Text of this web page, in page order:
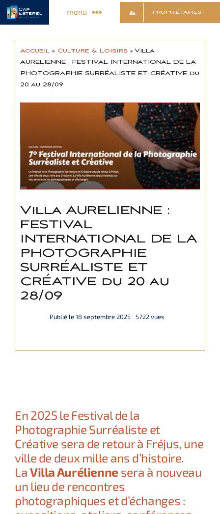
Passer
au
menu
Commerces & Services
Animations & Infos
Culture & Loisirs
Italiano
English
Deutsch
PROPRIÉTAIRES
Accueil» Culture & Loisirs» Villa
AURELIENNE : FESTIVAL INTERNATIONAL DE LA
PHOTOGRAPHIE SURRÉALISTE ET CRÉATIVE du
20 au 28/09
Villa AURELIENNE :
FESTIVAL
INTERNATIONAL DE LA
PHOTOGRAPHIE
SURRÉALISTE ET
CRÉATIVE du 20 au
28/09
Publié le 18 septembre 2025 5722 vues
En 2025 le Festival de la
Photographie Surréaliste et
Créative sera de retour à Fréjus, une
ville de deux mille ans d’histoire.
La Villa Aurélienne sera à nouveau
un lieu de rencontres
photographiques et d’échanges :